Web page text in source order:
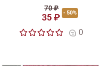
70 ₽
35 ₽ - 50%
0